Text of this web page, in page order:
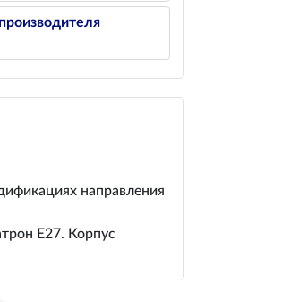
направления
Е27. Корпус